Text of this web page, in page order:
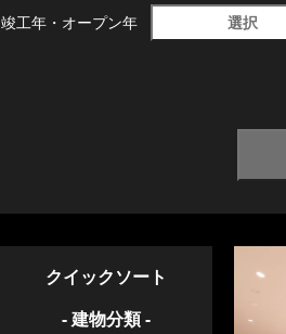
竣工年・ オープン年 選択
クイックソート
- 建物分類 -